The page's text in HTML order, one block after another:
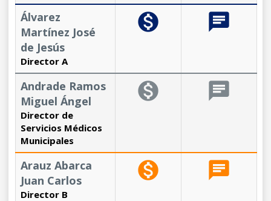
Álvarez
Martínez José
de Jesús
Director A
monetization_on chat
Andrade Ramos
Miguel Ángel
Director de
Servicios Médicos
Municipales
monetization_on chat
Arauz Abarca
Juan Carlos
Director B
monetization_on chat